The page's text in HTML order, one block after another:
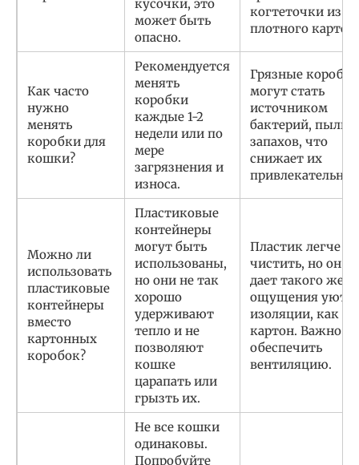
кусочки, это
может быть
опасно.
когтеточки из
плотного
Как часто
нужно
менять
коробки для
кошки?
Рекомендуется
менять
коробки
каждые 1-2
недели или по
мере
загрязнения и
износа.
Грязные коробки
могут стать
источником
бактерий, пыли и
запахов, что
снижает их
Можно ли
использовать
пластиковые
контейнеры
вместо
картонных
коробок?
Пластиковые
контейнеры
могут быть
использованы,
но они не так
хорошо
удерживают
тепло и не
позволяют
кошке
царапать или
грызть их.
Пластик легче
чистить, но он не
дает такого же
ощущения уюта
изоляции, как
картон. Важно
обеспечить
вентиляцию.
Не все кошки
одинаковы.
Попробуйте